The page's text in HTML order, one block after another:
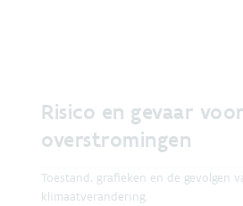
Risico en gevaar voor
overstromingen
Toestand, grafieken en de gevolgen
klimaatverandering.